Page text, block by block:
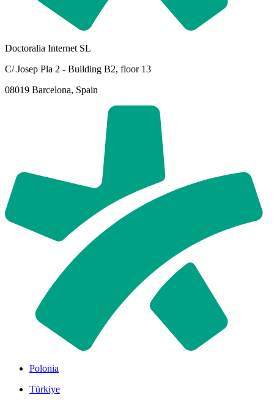
Doctoralia Internet SL
C/ Josep Pla 2 - Building B2, floor 13
08019 Barcelona, Spain
Polonia
Türkiye